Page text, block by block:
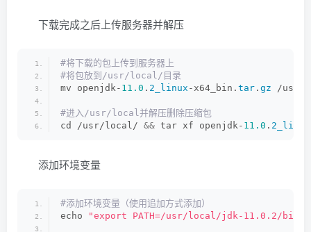
下载完成之后上传服务器并解压
#将下载的包上传到服务器上
#将包放到/usr/local/目录
mv openjdk- 11.0 . 2_linux -x64_bin. tar . gz /usr/
#进入/usr/local并解压删除压缩包
cd /usr/local/ && tar xf openjdk- 11.0 . 2_linux
添加环境变量
#添加环境变量（使用追加方式添加）
echo
"export PATH=/usr/local/jdk-11.0.2/